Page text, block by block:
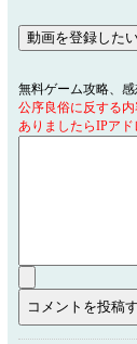
無料ゲーム攻略、
公序良俗に反する
ありましたらIPア